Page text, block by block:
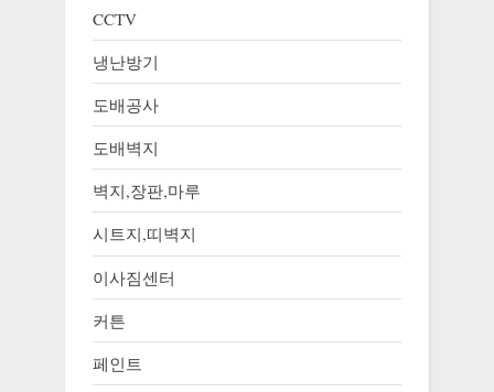
CCTV
냉난방기
도배공사
도배벽지
벽지,장판,마루
시트지,띠벽지
이사짐센터
커튼
페인트